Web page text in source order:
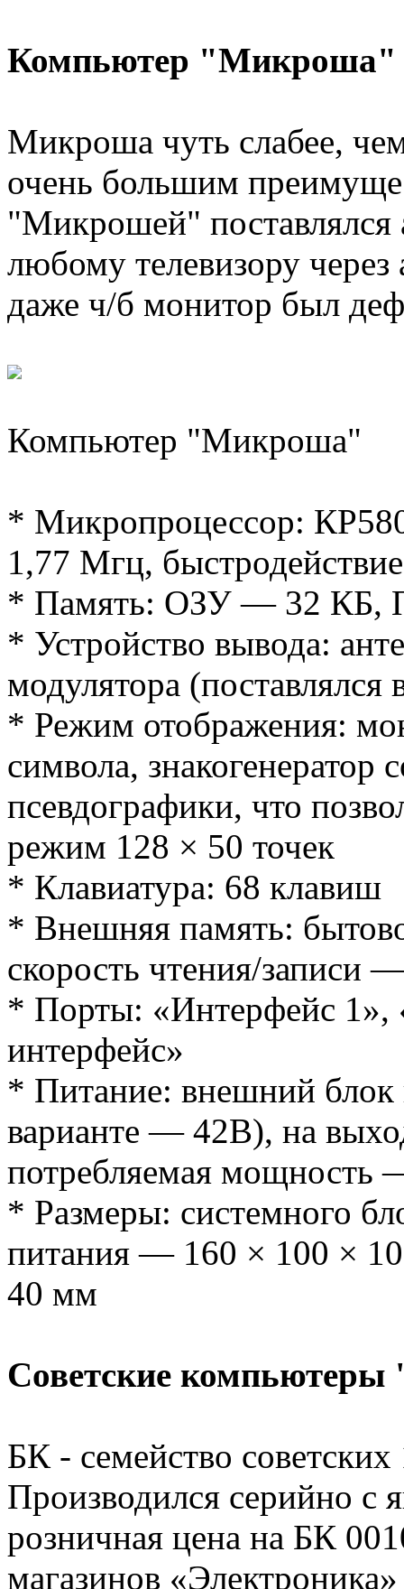
Компьютер "Микроша"
Микроша чуть слабее,
очень большим
"Микрошей" поставлялся
любому телевизору
даже ч/б монитор был
Компьютер "Микроша"
* Микропроцессор:
1,77 Мгц,
* Память: ОЗУ — 32
* Устройство вывода:
модулятора (поставлялся
* Режим отображения:
символа, знакогенератор
псевдографики, что
режим 128 × 50 точек
* Клавиатура: 68 клавиш
* Внешняя память:
скорость чтения/записи
* Порты: «Интерфейс 1»,
интерфейс»
* Питание: внешний
варианте — 42В), на
потребляемая мощность
* Размеры: системного
питания — 160 × 100 ×
40 мм
Советские
БК - семейство
Производился серийно с
розничная цена на БК
магазинов